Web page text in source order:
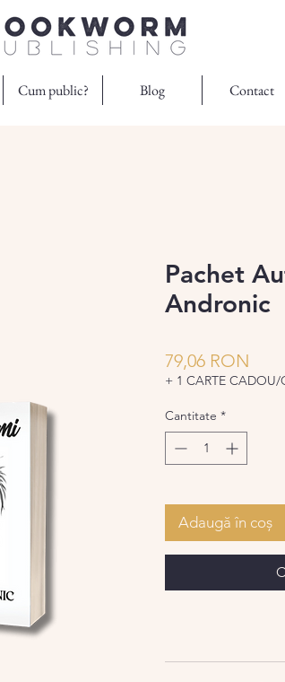
Cum public? Blog Contact
Pachet
Andronic
79,06 RON
+ 1 CARTE
Cantitate *
Adaugă în coș